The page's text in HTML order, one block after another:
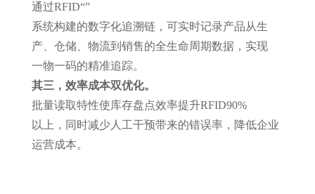
通过RFID
系统构建的数字化追溯链，可实时记录产品从生
产、仓储、物流到销售的全生命周期数据，实现
“
一物一码
”
的精准追踪。
其三，效率成本双优化。
RFID
批量读取特性使库存盘点效率提升
90%
以上，同时减少人工干预带来的错误率，降低企业
运营成本。